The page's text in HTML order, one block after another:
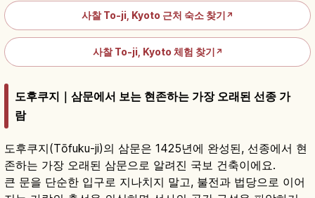
사찰 To-ji, Kyoto 근처 숙소 찾기 ↗
사찰 To-ji, Kyoto 체험 찾기 ↗
도후쿠지｜삼문에서 보는 현존하는 가장 오래된 선종 가
람
도후쿠지(Tōfuku-ji)의 삼문은 1425년에 완성된, 선종에서 현
존하는 가장 오래된 삼문으로 알려진 국보 건축이에요.
큰 문을 단순한 입구로 지나치지 말고, 불전과 법당으로 이어